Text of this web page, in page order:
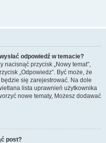
odpowiedź w temacie?
nacisnąć przycisk „Nowy temat”,
„Odpowiedz”. Być może, że
się zarejestrować. Na dole
lista uprawnień użytkownika
nowe tematy, Możesz dodawać
post?